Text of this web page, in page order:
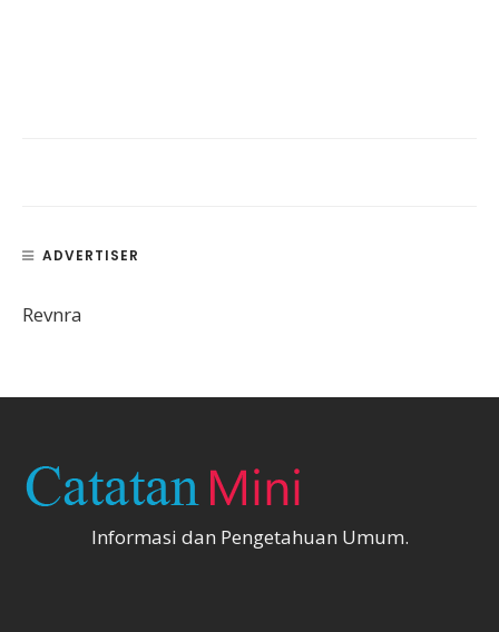
ADVERTISER
Revnra
Informasi dan Pengetahuan Umum.